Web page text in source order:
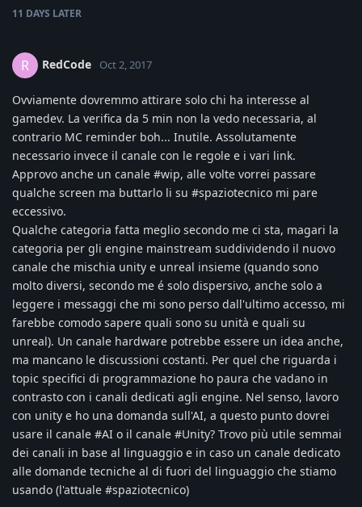
11 DAYS LATER
R RedCode Oct 2, 2017
Ovviamente dovremmo attirare solo chi ha interesse al
gamedev. La verifica da 5 min non la vedo necessaria, al
contrario MC reminder boh... Inutile. Assolutamente
necessario invece il canale con le regole e i vari link.
Approvo anche un canale #wip, alle volte vorrei passare
qualche screen ma buttarlo li su #spaziotecnico mi pare
eccessivo.
Qualche categoria fatta meglio secondo me ci sta, magari la
categoria per gli engine mainstream suddividendo il nuovo
canale che mischia unity e unreal insieme (quando sono
molto diversi, secondo me é solo dispersivo, anche solo a
leggere i messaggi che mi sono perso dall'ultimo accesso, mi
farebbe comodo sapere quali sono su unità e quali su
unreal). Un canale hardware potrebbe essere un idea anche,
ma mancano le discussioni costanti. Per quel che riguarda i
topic specifici di programmazione ho paura che vadano in
contrasto con i canali dedicati agli engine. Nel senso, lavoro
con unity e ho una domanda sull'AI, a questo punto dovrei
usare il canale #AI o il canale #Unity? Trovo più utile semmai
dei canali in base al linguaggio e in caso un canale dedicato
alle domande tecniche al di fuori del linguaggio che stiamo
usando (l'attuale #spaziotecnico)